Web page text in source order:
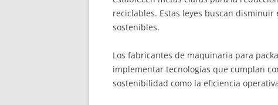
reciclables. Estas leyes buscan
sostenibles.
Los fabricantes de maquinaria para
implementar tecnologías que cumplan
sostenibilidad como la eficiencia